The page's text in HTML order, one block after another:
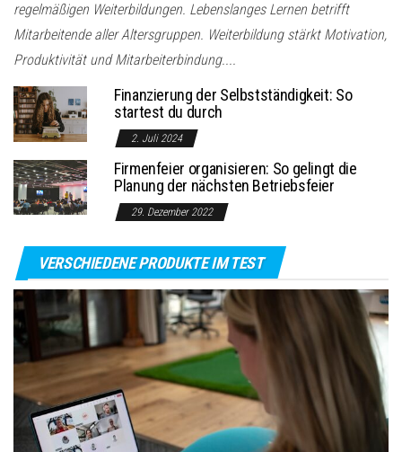
regelmäßigen Weiterbildungen. Lebenslanges Lernen betrifft
Mitarbeitende aller Altersgruppen. Weiterbildung stärkt Motivation,
Produktivität und Mitarbeiterbindung....
Finanzierung der Selbstständigkeit: So
startest du durch
2. Juli 2024
Firmenfeier organisieren: So gelingt die
Planung der nächsten Betriebsfeier
29. Dezember 2022
VERSCHIEDENE PRODUKTE IM TEST